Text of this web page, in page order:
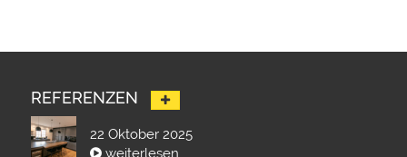
REFERENZEN
22 Oktober 2025
weiterlesen